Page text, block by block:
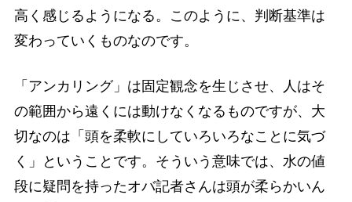
高く感じるようになる。このように、判断基準は
変わっていくものなのです。
「アンカリング」は固定観念を生じさせ、人はそ
の範囲から遠くには動けなくなるものですが、大
切なのは「頭を柔軟にしていろいろなことに気づ
く」ということです。そういう意味では、水の値
段に疑問を持ったオバ記者さんは頭が柔らかいん